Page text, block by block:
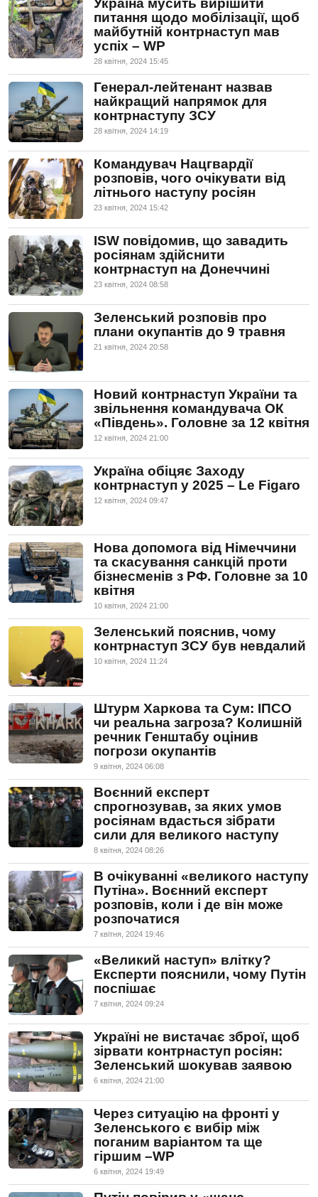
Україна мусить вирішити
питання щодо мобілізації, щоб
майбутній контрнаступ мав
успіх – WP
28 квiтня, 2024 15:45
Генерал-лейтенант назвав
найкращий напрямок для
контрнаступу ЗСУ
28 квiтня, 2024 14:19
Командувач Нацгвардії
розповів, чого очікувати від
літнього наступу росіян
23 квiтня, 2024 15:42
ISW повідомив, що завадить
росіянам здійснити
контрнаступ на Донеччині
23 квiтня, 2024 08:58
Зеленський розповів про
плани окупантів до 9 травня
21 квiтня, 2024 20:58
Новий контрнаступ України та
звільнення командувача ОК
«Південь». Головне за 12 квітня
12 квiтня, 2024 21:00
Україна обіцяє Заходу
контрнаступ у 2025 – Le Figaro
12 квiтня, 2024 09:47
Нова допомога від Німеччини
та скасування санкцій проти
бізнесменів з РФ. Головне за 10
квітня
10 квiтня, 2024 21:00
Зеленський пояснив, чому
контрнаступ ЗСУ був невдалий
10 квiтня, 2024 11:24
Штурм Харкова та Сум: ІПСО
чи реальна загроза? Колишній
речник Генштабу оцінив
погрози окупантів
9 квiтня, 2024 06:08
Воєнний експерт
спрогнозував, за яких умов
росіянам вдасться зібрати
сили для великого наступу
8 квiтня, 2024 08:26
В очікуванні «великого наступу
Путіна». Воєнний експерт
розповів, коли і де він може
розпочатися
7 квiтня, 2024 19:46
«Великий наступ» влітку?
Експерти пояснили, чому Путін
поспішає
7 квiтня, 2024 09:24
Україні не вистачає зброї, щоб
зірвати контрнаступ росіян:
Зеленський шокував заявою
6 квiтня, 2024 21:00
Через ситуацію на фронті у
Зеленського є вибір між
поганим варіантом та ще
гіршим –WP
6 квiтня, 2024 19:49